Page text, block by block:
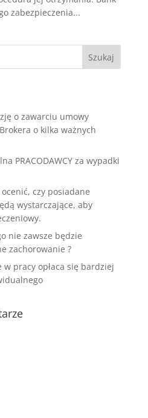
zabezpieczenia...
o zawarciu umowy
o kilka ważnych
PRACODAWCY za wypadki
czy posiadane
wystarczające, aby
nie zawsze będzie
zachorowanie ?
pracy opłaca się bardziej